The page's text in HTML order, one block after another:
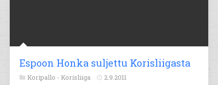
Espoon Honka suljettu Korisliigasta
Koripallo - Korisliiga 2.9.2011